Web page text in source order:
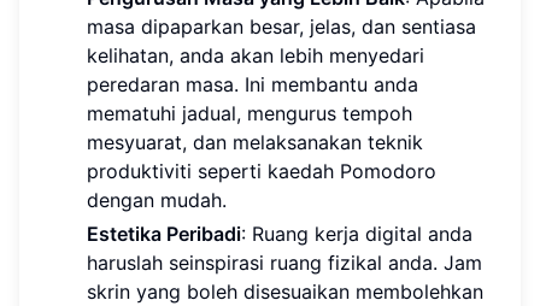
masa dipaparkan besar, jelas, dan sentiasa
kelihatan, anda akan lebih menyedari
peredaran masa. Ini membantu anda
mematuhi jadual, mengurus tempoh
mesyuarat, dan melaksanakan teknik
produktiviti seperti kaedah Pomodoro
dengan mudah.
Estetika Peribadi: Ruang kerja digital anda
haruslah seinspirasi ruang fizikal anda. Jam
skrin yang boleh disesuaikan membolehkan